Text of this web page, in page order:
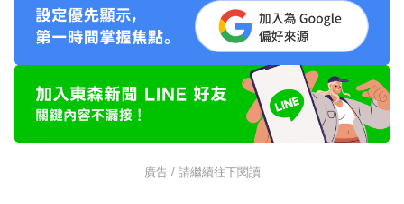
廣告 / 請繼續往下閱讀